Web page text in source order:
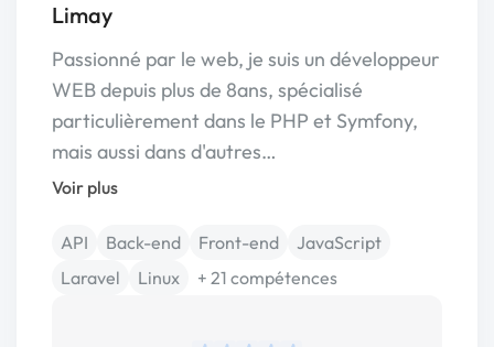
Limay
Passionné par le web, je suis un développeur
WEB depuis plus de 8ans, spécialisé
particulièrement dans le PHP et Symfony,
mais aussi dans d'autres…
Voir plus
API Back-end Front-end
JavaScript
Laravel
Linux + 21 compétences